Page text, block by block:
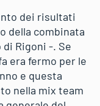
dei risultati
della combinata
Rigoni -. Se
era fermo per le
e questa
nella mix team